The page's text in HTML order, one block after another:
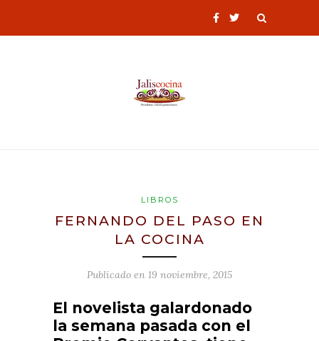
LIBROS
FERNANDO DEL PASO EN
LA COCINA
Publicado en 19 noviembre, 2015
El novelista galardonado
la semana pasada con el